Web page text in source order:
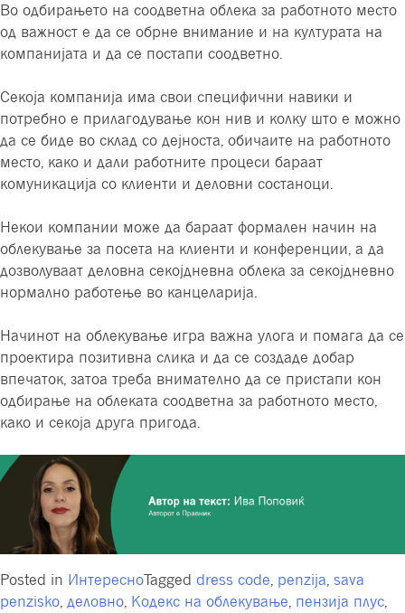
Во одбирањето на соодветна облека за работното место
од важност е да се обрне внимание и на културата на
компанијата и да се постапи соодветно.
Секоја компанија има свои специфични навики и
потребно е прилагодување кон нив и колку што е можно
да се биде во склад со дејноста, обичаите на работното
место, како и дали работните процеси бараат
комуникација со клиенти и деловни состаноци.
Некои компании може да бараат формален начин на
облекување за посета на клиенти и конференции, а да
дозволуваат деловна секојдневна облека за секојдневно
нормално работење во канцеларија.
Начинот на облекување игра важна улога и помага да се
проектира позитивна слика и да се создаде добар
впечаток, затоа треба внимателно да се пристапи кон
одбирање на облеката соодветна за работното место,
како и секоја друга пригода.
Posted in ИнтересноTagged dress code penzija sava
penzisko деловно Кодекс на облекување пензија плус